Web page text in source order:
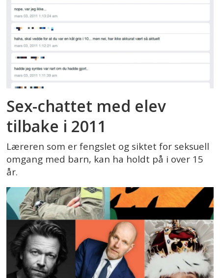
Sex-chattet med elev
tilbake i 2011
Læreren som er fengslet og siktet for seksuell
omgang med barn, kan ha holdt på i over 15
år.